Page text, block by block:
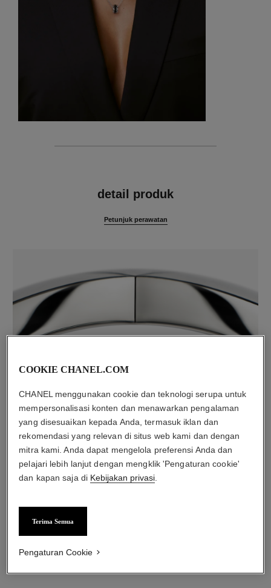
detail produk
Petunjuk perawatan
material
material
Black ceramic
COOKIE CHANEL.COM
CHANEL menggunakan cookie dan teknologi serupa untuk
mempersonalisasi konten dan menawarkan pengalaman
yang disesuaikan kepada Anda, termasuk iklan dan
rekomendasi yang relevan di situs web kami dan dengan
mitra kami. Anda dapat mengelola preferensi Anda dan
pelajari lebih lanjut dengan mengklik 'Pengaturan cookie'
dan kapan saja di Kebijakan privasi
Terima Semua
Pengaturan Cookie